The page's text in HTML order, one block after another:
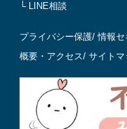
└ LINE相談
プライバシー保護/情報セ
概要・アクセス/ サイトマ